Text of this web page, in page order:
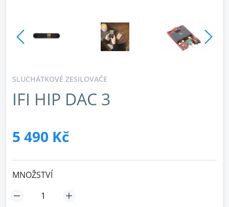
SLUCHÁTKOVÉ ZESILOVAČE
IFI HIP DAC 3
5 490 Kč
MNOŽSTVÍ